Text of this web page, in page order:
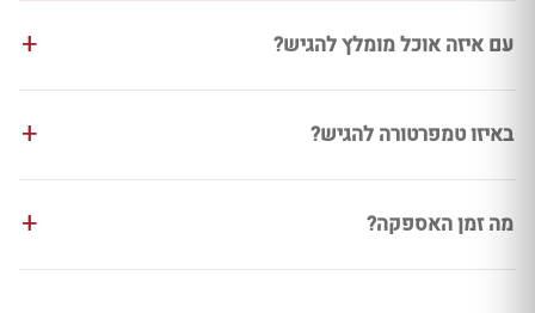
עם איזה אוכל מומלץ להגיש?
באיזו טמפרטורה להגיש?
מה זמן האספקה?